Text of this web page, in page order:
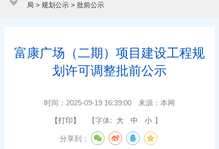
局 > 规划公示> 批前公示
富康广场（二期）项目建设工程规
划许可调整批前公示
时间： 2025-09-19 16:39:00 来源： 本网
【打印】 【字体: 大 中 小 】
分享到：